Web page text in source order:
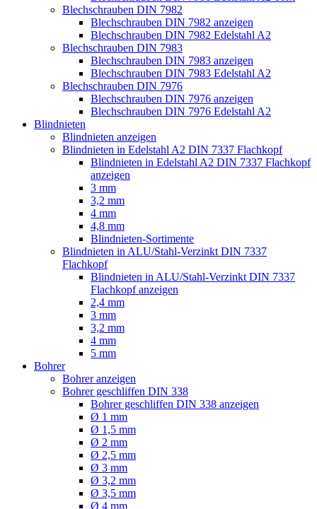
Blechschrauben DIN 7982
Blechschrauben DIN 7982 anzeigen
Blechschrauben DIN 7982 Edelstahl A2
Blechschrauben DIN 7983
Blechschrauben DIN 7983 anzeigen
Blechschrauben DIN 7983 Edelstahl A2
Blechschrauben DIN 7976
Blechschrauben DIN 7976 anzeigen
Blechschrauben DIN 7976 Edelstahl A2
Blindnieten
Blindnieten anzeigen
Blindnieten in Edelstahl A2 DIN 7337 Flachkopf
Blindnieten in Edelstahl A2 DIN 7337 Flachkopf
anzeigen
3 mm
3,2 mm
4 mm
4,8 mm
Blindnieten-Sortimente
Blindnieten in ALU/Stahl-Verzinkt DIN 7337
Flachkopf
Blindnieten in ALU/Stahl-Verzinkt DIN 7337
Flachkopf anzeigen
2,4 mm
3 mm
3,2 mm
4 mm
5 mm
Bohrer
Bohrer anzeigen
Bohrer geschliffen DIN 338
Bohrer geschliffen DIN 338 anzeigen
Ø 1 mm
Ø 1,5 mm
Ø 2 mm
Ø 2,5 mm
Ø 3 mm
Ø 3,2 mm
Ø 3,5 mm
Ø 4 mm